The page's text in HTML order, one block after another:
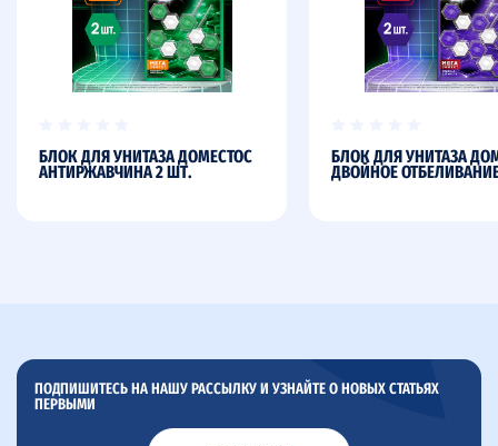
БЛОК ДЛЯ УНИТАЗА ДОМЕСТОС
АНТИРЖАВЧИНА 2 ШТ.
БЛОК ДЛЯ УНИТАЗА
ДВОЙНОЕ
ПОДПИШИТЕСЬ НА НАШУ РАССЫЛКУ И УЗНАЙТЕ О НОВЫХ СТАТЬЯХ
ПЕРВЫМИ